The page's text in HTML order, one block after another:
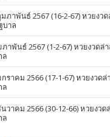
ภาพันธ์ 2567 (16-2-67) หวยงว
บาล
าพันธ์ 2567 (1-2-67) หวยงวดล่
ล
ราคม 2566 (17-1-67) หวยงวดล่
ล
วาคม 2566 (30-12-66) หวยงวด
ล